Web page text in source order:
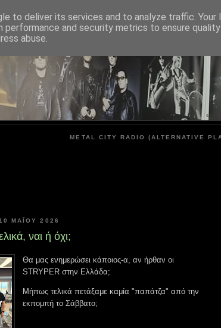
METAL CITY
METAL CITY RADIO (ALTERNATIVE
ΜΑΪ́ΟΥ 2026
ναι ή όχι;
Θα μας ενημερώσει κάποιος-α, αν ήρθαν οι
STRYPER στην Ελλάδα;
Μήπως τελικά πετάξαμε καμία "παπάτζα" από την
εκπομπή το Σάββατο;
to deliver its services and to analyze traffic. Your
performance and security metrics to ensure
abuse.